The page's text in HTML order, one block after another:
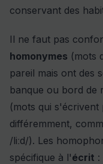
conservant des
Il ne faut pas
homonymes (mots
pareil mais ont des
banque ou bord de
(mots qui
différemment,
/liːd/). Les
spécifique à l'écrit :